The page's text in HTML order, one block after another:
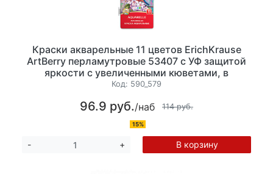
Краски акварельные 11 цветов ErichKrause
ArtBerry перламутровые 53407 с УФ защитой
яркости с увеличенными кюветами, в
пластиковом пенале, без кисти
Код: 590_579
96.9 руб./наб 114 руб.
15%
- + В корзину